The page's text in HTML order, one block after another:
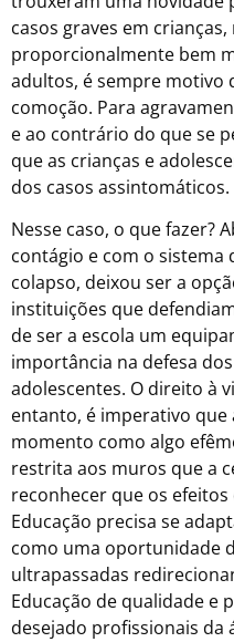
casos graves em
proporcionalmente bem
adultos, é sempre motivo
comoção. Para
e ao contrário do que se
que as crianças e
dos casos assintomáticos.
Nesse caso, o que fazer?
contágio e com o sistema
colapso, deixou ser a
instituições que
de ser a escola um
importância na defesa
adolescentes. O direito à
entanto, é imperativo que
momento como algo
restrita aos muros que a
reconhecer que os
Educação precisa se
como uma oportunidade
ultrapassadas
Educação de qualidade e
desejado profissionais da